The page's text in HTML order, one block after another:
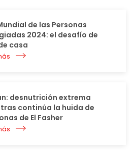
de las Personas
2024: el desafío de
casa
desnutrición extrema
continúa la huida de
de El Fasher